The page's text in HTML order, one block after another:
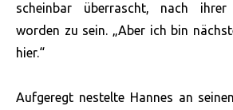
scheinbar überrascht, nach
worden zu sein. „Aber ich bin
hier.“
Aufgeregt nestelte Hannes an